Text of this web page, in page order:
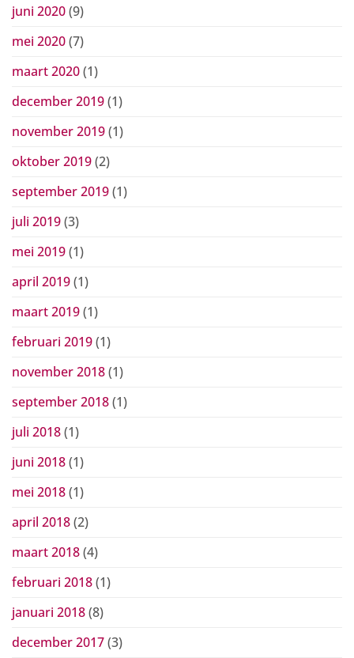
juni 2020(9)
mei 2020(7)
maart 2020(1)
december 2019(1)
november 2019(1)
oktober 2019(2)
september 2019(1)
juli 2019(3)
mei 2019(1)
april 2019(1)
maart 2019(1)
februari 2019(1)
november 2018(1)
september 2018(1)
juli 2018(1)
juni 2018(1)
mei 2018(1)
april 2018(2)
maart 2018(4)
februari 2018(1)
januari 2018(8)
december 2017(3)